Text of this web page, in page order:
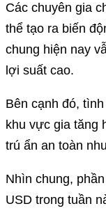
Các chuyên gia
thể tạo ra biến
chung hiện nay
lợi suất cao.
Bên cạnh đó,
khu vực gia tăng
trú ẩn an toàn
Nhìn chung,
USD trong tuần